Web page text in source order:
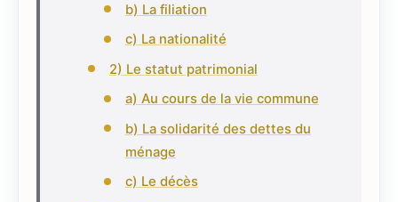
b) La filiation
c) La nationalité
2) Le statut patrimonial
a) Au cours de la vie commune
b) La solidarité des dettes du
ménage
c) Le décès